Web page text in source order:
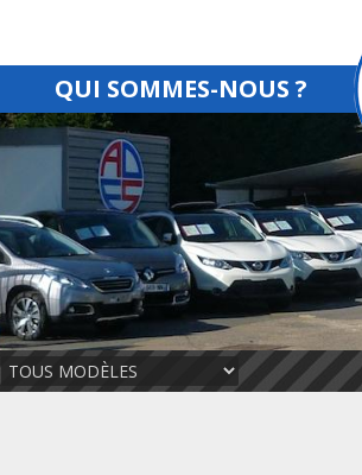
QUI SOMMES-NOUS ?